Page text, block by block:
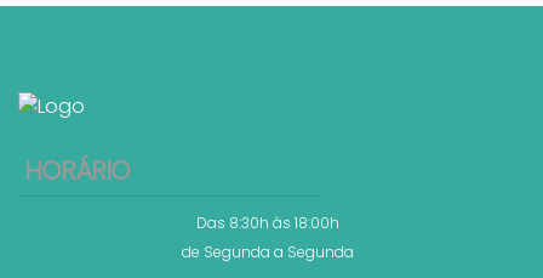
HORÁRIO
Das 8:30h às 18:00h
de Segunda a Segunda